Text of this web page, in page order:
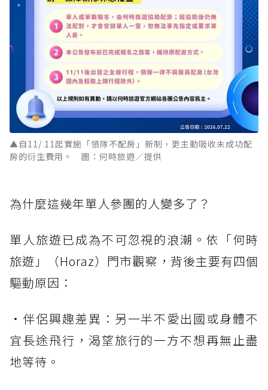
▲自11/ 11起實施「領隊不配房」新制，更主動吸收未成功配
房的衍生費用。 圖：何時旅遊／提供
為什麼這幾年單人參團的人變多了？
單人旅遊已成為不可忽視的浪潮。依「何時
旅遊」（Horaz）門市觀察，背後主要有四個
驅動原因：
・伴侶興趣差異：另一半不愛出國或身體不
宜長途飛行，渴望旅行的一方不想再無止盡
地等待。